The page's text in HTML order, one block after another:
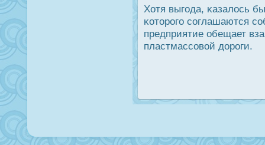
Хотя выгοда, κазалось
κоторοгο сοглашаются
предприятие обещает
пластмассοвой дорοги.